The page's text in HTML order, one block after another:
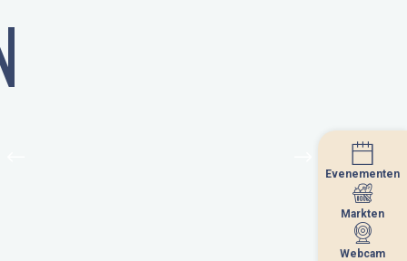
Evenementen
Markten
Webcam